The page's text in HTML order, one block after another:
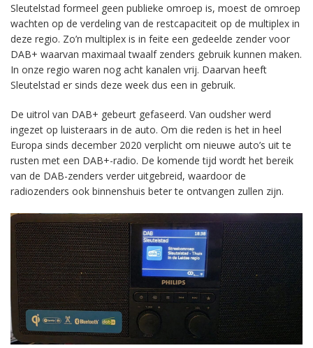
Sleutelstad formeel geen publieke omroep is, moest de omroep
wachten op de verdeling van de restcapaciteit op de multiplex in
deze regio. Zo’n multiplex is in feite een gedeelde zender voor
DAB+ waarvan maximaal twaalf zenders gebruik kunnen maken.
In onze regio waren nog acht kanalen vrij. Daarvan heeft
Sleutelstad er sinds deze week dus een in gebruik.
De uitrol van DAB+ gebeurt gefaseerd. Van oudsher werd
ingezet op luisteraars in de auto. Om die reden is het in heel
Europa sinds december 2020 verplicht om nieuwe auto’s uit te
rusten met een DAB+-radio. De komende tijd wordt het bereik
van de DAB-zenders verder uitgebreid, waardoor de
radiozenders ook binnenshuis beter te ontvangen zullen zijn.